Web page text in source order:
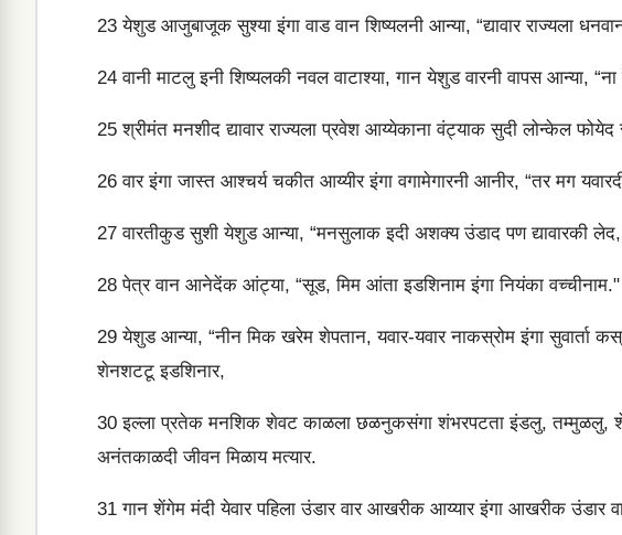
23 येशुड आजुबाजूक सुश्या इंगा वाड वान शिष्यलनी आन्या, “द्यावार राज्यला
24 वानी माटलु इनी शिष्यलकी नवल वाटाश्या, गान येशुड वारनी वापस आन्या,
25 श्रीमंत मनशीद द्यावार राज्यला प्रवेश आय्येकाना वंट्याक सुदी लोन्केल फोयेद
26 वार इंगा जास्त आश्चर्य चकीत आय्यीर इंगा वगामेगारनी आनीर, “तर मग
27 वारतीकुड सुशी येशुड आन्या, “मनसुलाक इदी अशक्य उंडाद पण द्यावारकी
28 पेत्र वान आनेदेंक आंट्या, “सूड, मिम आंता इडशिनाम इंगा नियंका वच्चीनाम."
29 येशुड आन्या, “नीन मिक खरेम शेपतान, यवार-यवार नाकस्रोम इंगा सुवार्ता
शेनशटटू इडशिनार,
30 इल्ला प्रतेक मनशिक शेवट काळला छळनुकसंगा शंभरपटता इंडलु, तम्मुळलु,
अनंतकाळदी जीवन मिळाय मत्यार.
31 गान शेंगेम मंदी येवार पहिला उंडार वार आखरीक आय्यार इंगा आखरीक उंडार